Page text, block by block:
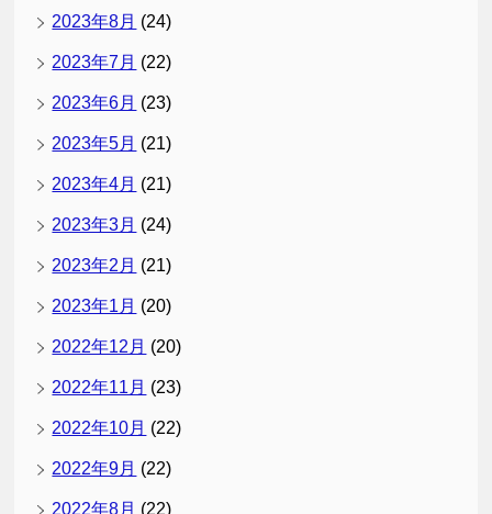
2023年8月 (24)
2023年7月 (22)
2023年6月 (23)
2023年5月 (21)
2023年4月 (21)
2023年3月 (24)
2023年2月 (21)
2023年1月 (20)
2022年12月 (20)
2022年11月 (23)
2022年10月 (22)
2022年9月 (22)
2022年8月 (22)